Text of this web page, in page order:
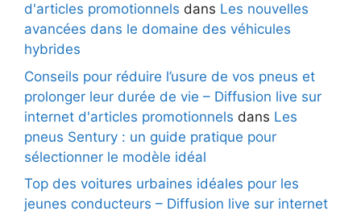
d'articles promotionnels dans Les nouvelles
avancées dans le domaine des véhicules
hybrides
Conseils pour réduire l’usure de vos pneus et
prolonger leur durée de vie – Diffusion live sur
internet d'articles promotionnels dans Les
pneus Sentury : un guide pratique pour
sélectionner le modèle idéal
Top des voitures urbaines idéales pour les
jeunes conducteurs – Diffusion live sur internet